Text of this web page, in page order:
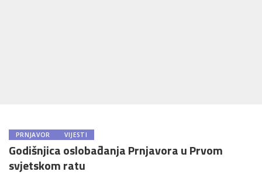
PRNJAVOR VIJESTI
Godišnjica oslobađanja Prnjavora u Prvom
svjetskom ratu